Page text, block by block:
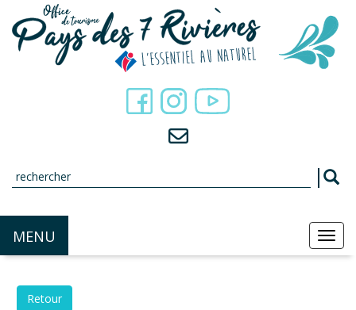
MENU
Retour
Panneau de gestion des cookies